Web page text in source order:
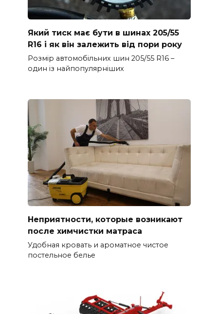
Який тиск має бути в шинах 205/55
R16 і як він залежить від пори року
Розмір автомобільних шин 205/55 R16 –
один із найпопулярніших
Неприятности, которые возникают
после химчистки матраса
Удобная кровать и ароматное чистое
постельное белье